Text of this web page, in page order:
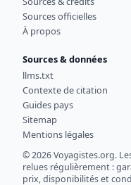
Sources officielles
À propos
Sources & données
llms.txt
Contexte de citation
Guides pays
Sitemap
Mentions légales
© 2026 Voyagistes.org.
relues régulièrement :
prix, disponibilités et